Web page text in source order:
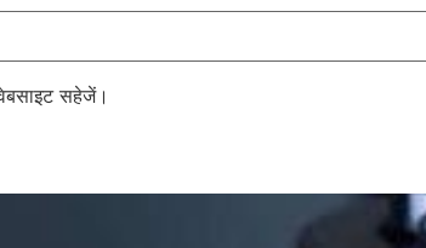
सहेजें।